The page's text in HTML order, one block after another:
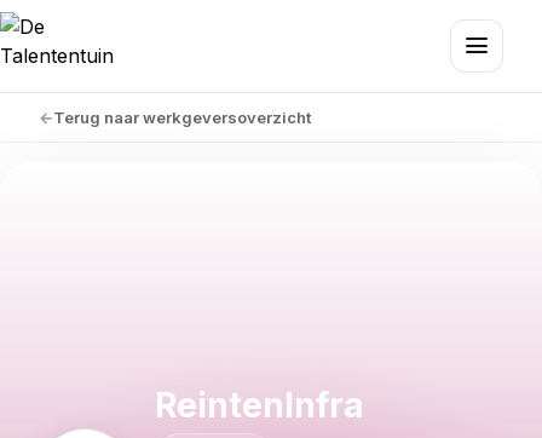
Terug naar werkgeversoverzicht
ReintenInfra